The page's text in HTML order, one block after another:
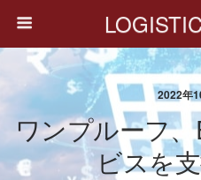
2022年
ワンプルーフ
ビスを